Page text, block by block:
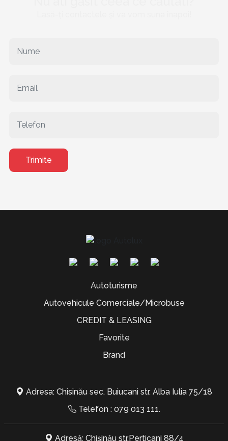
Trimite
Autoturisme
Autovehicule Comerciale/Microbuse
CREDIT & LEASING
Favorite
Brand
Adresa: Chisinău sec. Buiucani str. Alba Iulia 75/18
Telefon : 079 013 111.
Adresă: Chișinău str.Perticani 88/4